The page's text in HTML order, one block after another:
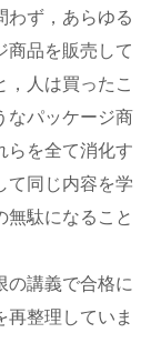
わず，あらゆる
商品を販売して
，人は買ったこ
なパッケージ商
らを全て消化す
て同じ内容を学
無駄になること
の講義で合格に
再整理していま